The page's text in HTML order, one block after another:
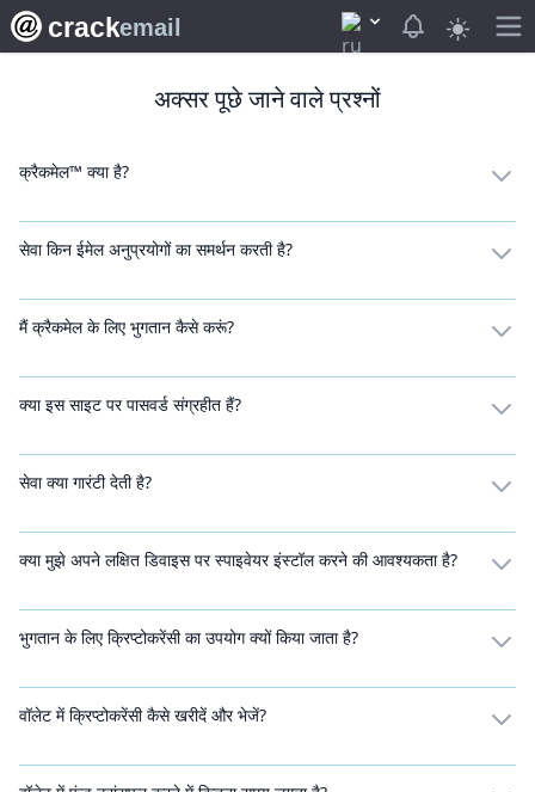
crackemail View
अक्सर पूछे जाने वाले प्रश्नों
क्रैकमेल™ क्या है?
सेवा किन ईमेल अनुप्रयोगों का समर्थन करती है?
मैं क्रैकमेल के लिए भुगतान कैसे करूं?
क्या इस साइट पर पासवर्ड संग्रहीत हैं?
सेवा क्या गारंटी देती है?
क्या मुझे अपने लक्षित डिवाइस पर स्पाइवेयर इंस्टॉल करने की आवश्यकता है?
भुगतान के लिए क्रिप्टोकरेंसी का उपयोग क्यों किया जाता है?
वॉलेट में क्रिप्टोकरेंसी कैसे खरीदें और भेजें?